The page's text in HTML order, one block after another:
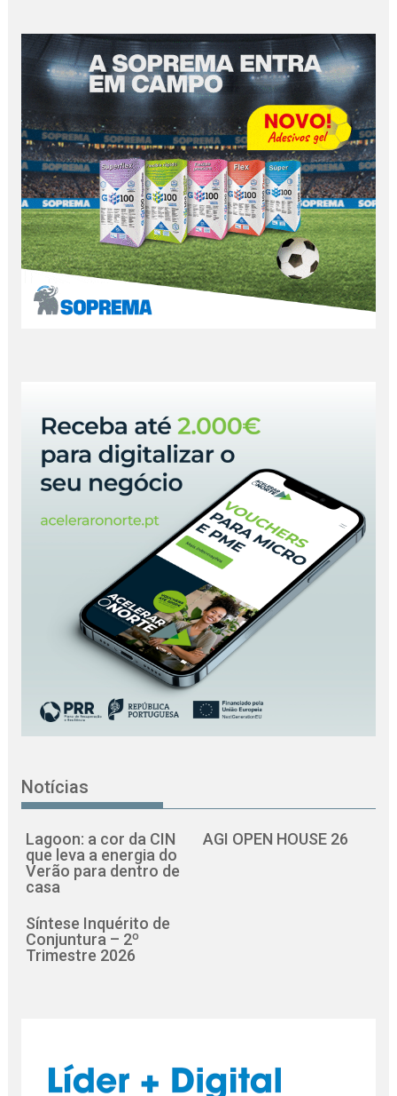
Notícias
Lagoon: a cor da CIN
que leva a energia do
Verão para dentro de
casa
AGI OPEN HOUSE 26
Síntese Inquérito de
Conjuntura – 2º
Trimestre 2026